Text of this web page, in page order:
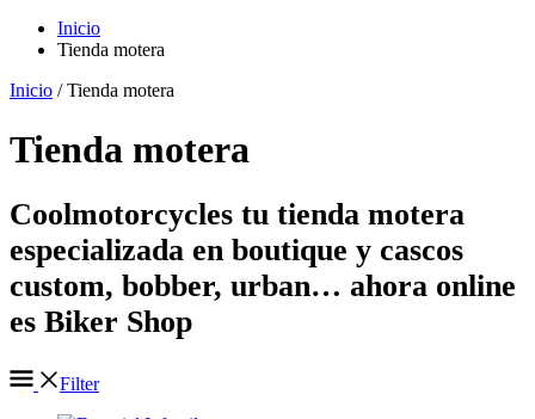
Inicio
Tienda motera
Inicio / Tienda motera
Tienda motera
Coolmotorcycles tu tienda motera
especializada en boutique y cascos
custom, bobber, urban… ahora online
es Biker Shop
Filter